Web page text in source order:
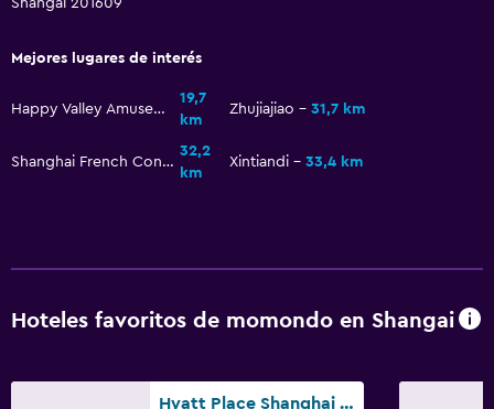
Mejores lugares de interés
Happy Valley Amusement Park
19,7
km
Zhujiajiao 31,7 km
Shanghai French Concession
32,2
km
Xintiandi 33,4 km
Hoteles favoritos de momondo en Shangai
Hyatt Place Shanghai New Hongqiao